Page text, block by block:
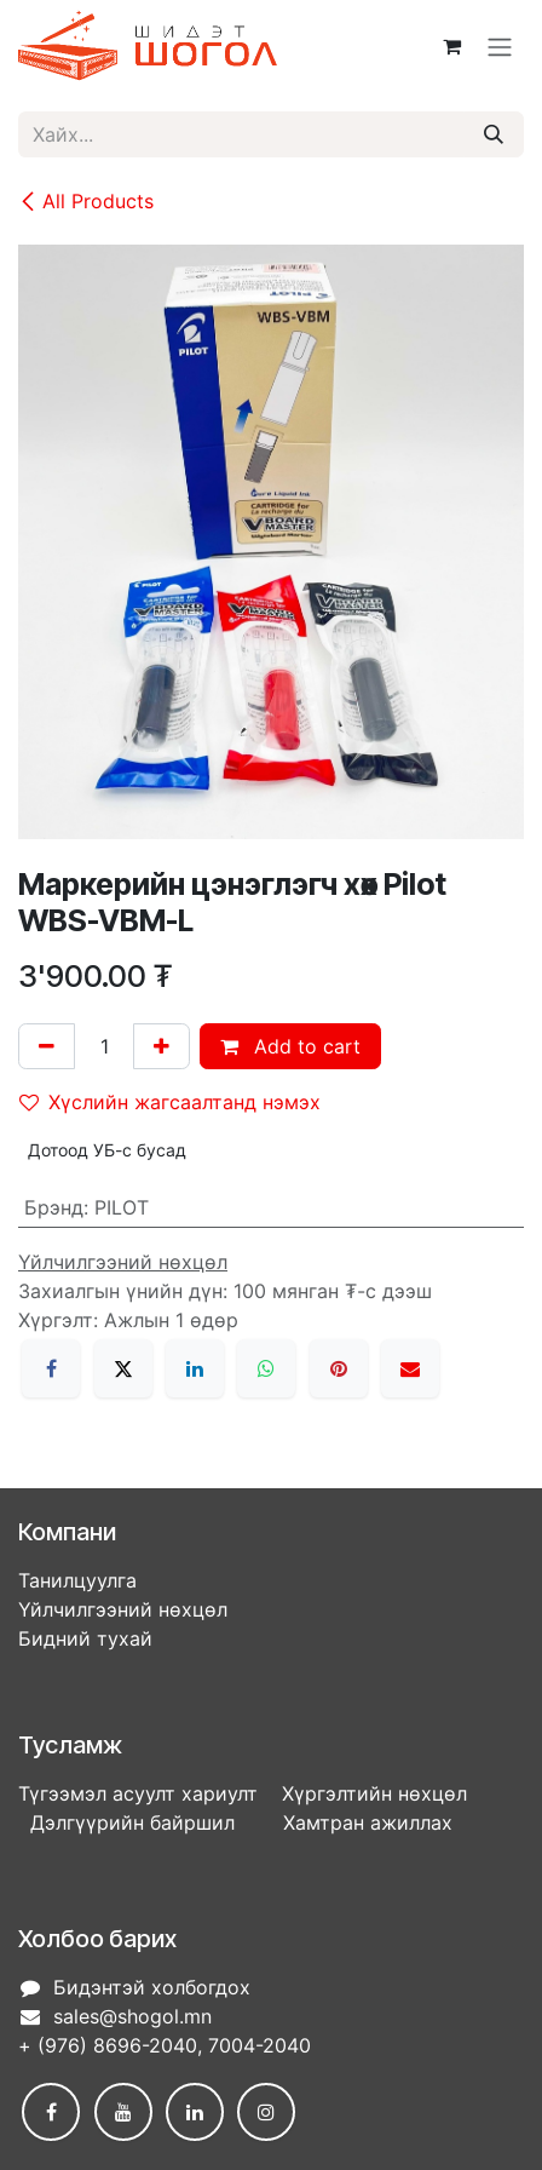
Skip to Content
All Products
Маркерийн цэнэглэгч хөх Pilot
WBS-VBM-L
3'900.00 ₮
Add to cart
Хүслийн жагсаалтанд нэмэх
Дотоод УБ-с бусад
Брэнд: PILOT
Үйлчилгээний нөхцөл
Захиалгын үнийн дүн: 100 мянган ₮-с дээш
Хүргэлт: Ажлын 1 өдөр
Компани
Танилцуулга
Үйлчилгээний нөхцөл
Бидний тухай
Тусламж
Түгээмэл асуулт хариулт Хүргэлтийн нөхцөл
Дэлгүүрийн байршил Хамтран ажиллах
Холбоо барих
Бидэнтэй холбогдох
sales@shogol.mn
+ (976) 8696-2040, 7004-2040